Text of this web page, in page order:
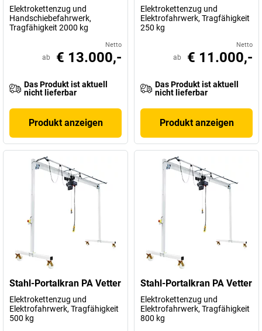
Elektrokettenzug und
Handschiebefahrwerk,
Tragfähigkeit 2000 kg
Netto
ab € 13.000,-
Das Produkt ist aktuell
nicht lieferbar
Produkt anzeigen
Elektrokettenzug und
Elektrofahrwerk, Tragfähigkeit
250 kg
Netto
ab € 11.000,-
Das Produkt ist aktuell
nicht lieferbar
Produkt anzeigen
Stahl-Portalkran PA Vetter
Elektrokettenzug und
Elektrofahrwerk, Tragfähigkeit
500 kg
Stahl-Portalkran PA Vetter
Elektrokettenzug und
Elektrofahrwerk, Tragfähigkeit
800 kg